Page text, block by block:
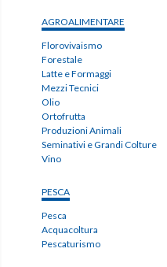
AGROALIMENTARE
Florovivaismo
Forestale
Latte e Formaggi
Mezzi Tecnici
Olio
Ortofrutta
Produzioni Animali
Seminativi e Grandi Colture
Vino
PESCA
Pesca
Acquacoltura
Pescaturismo